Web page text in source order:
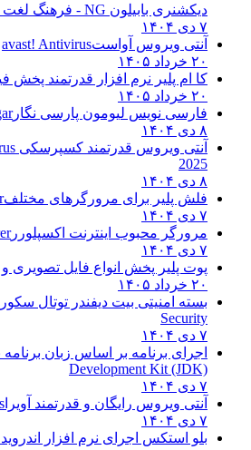
دیکشنری بابیلون NG - فرهنگ لغت کامپیوتر
۷ دی ۱۴۰۴
آنتی ویروس آواستavast! Antivirus
۲۰ خرداد ۱۴۰۵
کا ام پلیر نرم افزار قدرتمند پخش
۲۰ خرداد ۱۴۰۵
فارسی نویس لیومون پارسی نگار
۸ دی ۱۴۰۴
آنتی ویروس قدرتمند کسپرسکی 2025
2025
۸ دی ۱۴۰۴
فلش پلیر برای مرورگرهای مختلف
۷ دی ۱۴۰۴
مرورگر محبوب اینترنت اکسپلورر
۷ دی ۱۴۰۴
پوت پلیر پخش انواع فایل تصویری
۲۰ خرداد ۱۴۰۵
بسته امنیتی بیت دیفندر توتال
Security
۷ دی ۱۴۰۴
اجرای برنامه بر اساس زبان
Development Kit (JDK)
۷ دی ۱۴۰۴
آنتی ویروس رایگان و قدرتمند آویرا
۷ دی ۱۴۰۴
بلو استکس اجرای نرم افزار